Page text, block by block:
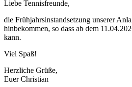
Liebe Tennisfreunde,
die Frühjahrsinstandsetzung unserer
hinbekommen, so dass ab dem
kann.
Viel Spaß!
Herzliche Grüße,
Euer Christian